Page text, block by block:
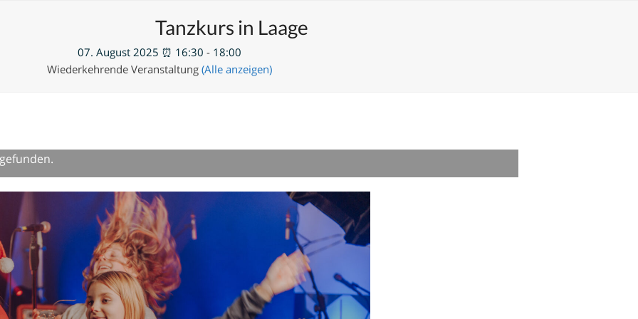
Tanzkurs in Laage
07. August 2025 ⏰ 16:30 - 18:00
Wiederkehrende Veranstaltung (Alle anzeigen)